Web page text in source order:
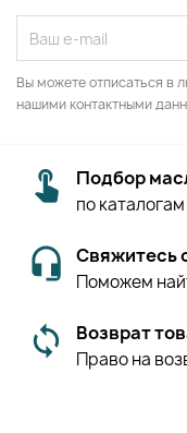
Вы можете отписаться в
нашими контактными
Подбор
по
Свяжитесь
Поможем
Возврат
Право на